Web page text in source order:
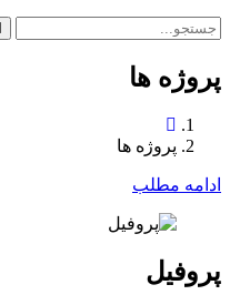
پروژه ها
پروژه ها
ادامه مطلب
پروفیل